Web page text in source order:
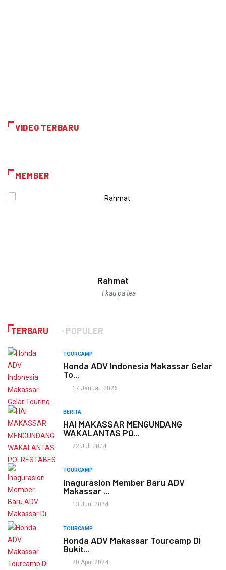
VIDEO TERBARU
MEMBER
Ikbal
Selalu awali dengan ucapan basmalah
TERBARU POPULER
TOURCAMP
Honda ADV Indonesia Makassar Gelar
To...
17 Januari 2026
BERITA
HAI MAKASSAR MENGUNDANG
WAKALANTAS PO...
22 Juli 2024
TOURCAMP
Inagurasion Member Baru ADV
Makassar ...
13 Juni 2024
TOURCAMP
Honda ADV Makassar Tourcamp Di
Bukit...
20 April 2024